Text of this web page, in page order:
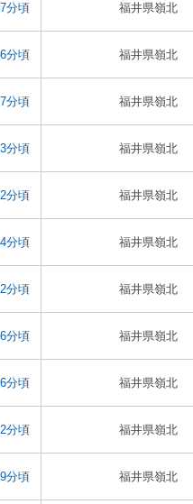
分頃 福井県嶺北
分頃 福井県嶺北
分頃 福井県嶺北
分頃 福井県嶺北
分頃 福井県嶺北
分頃 福井県嶺北
分頃 福井県嶺北
分頃 福井県嶺北
分頃 福井県嶺北
分頃 福井県嶺北
分頃 福井県嶺北